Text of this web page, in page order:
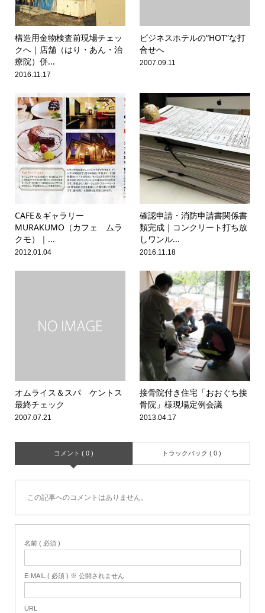
構造用金物検査前現場チェッ
クへ｜店舗（はり・あん・治
療院）併...
2016.11.17
ビジネスホテルの“HOT”な打
合せへ
2007.09.11
CAFE＆ギャラリー
MURAKUMO（カフェ ムラ
クモ）｜...
2012.01.04
確認申請・消防申請書関係書
類完成｜コンクリート打ち放
しワンル...
2016.11.18
オムライス＆スパ ケントス
最終チェック
2007.07.21
接骨院付き住宅「おおぐち接
骨院」様現場定例会議
2013.04.17
コメント ( 0 ) トラックバック ( 0 )
この記事へのコメントはありません。
名前 ( 必須 )
E-MAIL ( 必須 ) ※ 公開されません
URL